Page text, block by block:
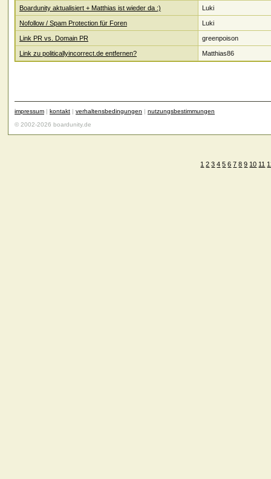
Boardunity aktualisiert + Matthias ist wieder da :) Luki
Nofollow / Spam Protection für Foren Luki
Link PR vs. Domain PR greenpoison
Link zu politicallyincorrect.de entfernen? Matthias86
impressum | kontakt | verhaltensbedingungen | nutzungsbestimmungen
© 2002-2026 boardunity.de
1 2 3 4 5 6 7 8 9 10 11